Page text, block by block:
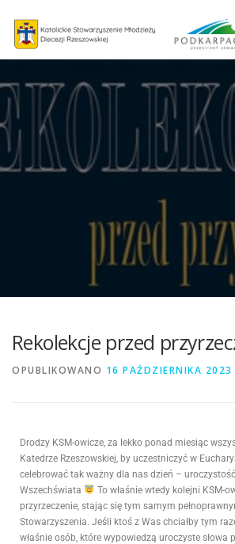
Rekolekcje przed
OPUBLIKOWANO 16 PAŹDZIERNIKA 2023
Drodzy KSM-owicze, za lekko ponad miesiąc
Katedrze Rzeszowskiej, by uczestniczyć w
celebrować tak ważny dla nas dzień –
Wszechświata
To właśnie wtedy kolejni KSM-
przyrzeczenie, stając się tym samym
Stowarzyszenia. Jeśli ktoś z Was chciałby tym
właśnie osób, które wypowiedzą uroczyste słowa